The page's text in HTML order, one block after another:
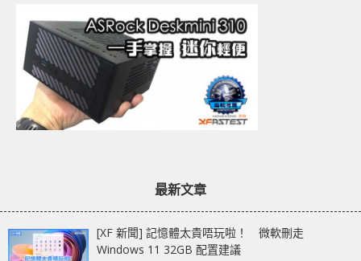
最新文章
[XF 新聞] 記憶體太貴唔玩啦！ 微軟刪走
Windows 11 32GB 配置建議